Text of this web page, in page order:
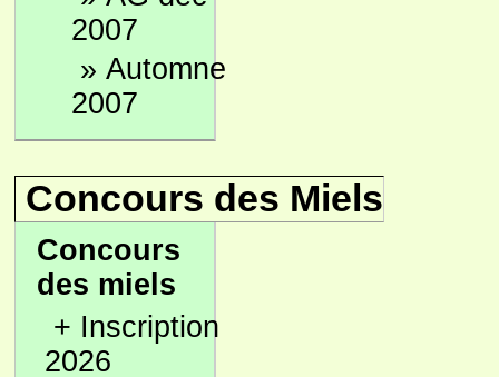
2007
» Automne
2007
Concours des Miels
Concours
des miels
+ Inscription
2026